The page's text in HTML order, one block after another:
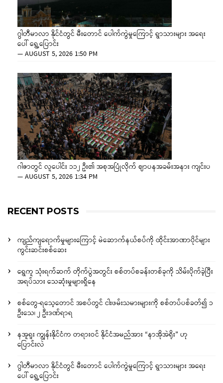
ဂွါတီမာလာ နိုင်ငံတွင် မီးတောင် ပေါက်ကွဲမှုကြောင့် ရွာသားများ အရေး
ပေါ် ရွှေ့ပြောင်း
—AUGUST 5, 2026 1:50 PM
ဂါဇာတွင် လူပေါင်း ၁၁၂ ဦး၏ အစုအပြုံလိုက် ဈာပနအခမ်းအနား ကျင်းပ
—AUGUST 5, 2026 1:34 PM
RECENT POSTS
ကျည်ကျရောက်မှုများကြောင့် မဲဆောက်နယ်စပ်ကို ထိုင်းအာဏာပိုင်များ
ကွင်းဆင်းစစ်ဆေး
ရွှေကူ သုံးရက်ဆက် တိုက်ပွဲအတွင်း စစ်တပ်စခန်းတစ်ခုကို သိမ်းပိုက်ခဲ့ပြီး
အရပ်သား သေဆုံးမှုများရှိနေ
စစ်တွေ-ရသေ့တောင် အစပ်တွင် ငါးဖမ်းသမားများကို စစ်တပ်ပစ်ခတ်၍ ၁
ဦးသေ၊ ၂ ဦးဒဏ်ရာရ
နအူရူး ကျွန်းနိုင်ငံက တရားဝင် နိုင်ငံအမည်အား “နာအိုအဲရိုး” ဟု
ပြောင်းလဲ
ဂွါတီမာလာ နိုင်ငံတွင် မီးတောင် ပေါက်ကွဲမှုကြောင့် ရွာသားများ အရေး
ပေါ် ရွှေ့ပြောင်း